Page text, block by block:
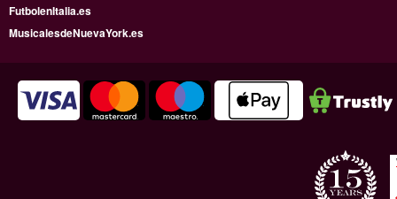
FutbolenItalia.es
MusicalesdeNuevaYork.es